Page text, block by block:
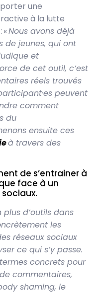
une
à la lutte
« Nous avons déjà
de jeunes, qui ont
et
de cet outil, c’est
réels trouvés
peuvent
comment
du
ensuite ces
à travers des
de s’entrainer à
face à un
d’outils dans
les
réseaux sociaux
ce qui s’y passe.
concrets pour
commentaires,
shaming, le